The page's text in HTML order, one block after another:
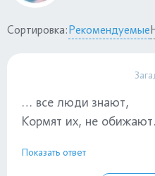
крупной
которая
Сортировка:Рекомендуемые
… все люди знают,
Кормят их, не обижают.
Показать ответ